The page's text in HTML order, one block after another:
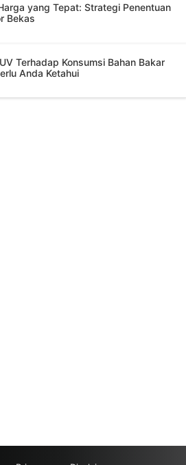
yang Tepat: Strategi Penentuan
Bekas
Terhadap Konsumsi Bahan Bakar
Anda Ketahui